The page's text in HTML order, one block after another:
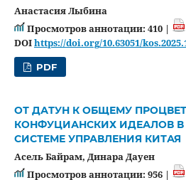
Анастасия Лыбина
Просмотров аннотации: 410 |
DOIhttps://doi.org/10.63051/
PDF
ОТ ДАТУН К ОБЩЕМУ
КОНФУЦИАНСКИХ ИДЕАЛОВ
СИСТЕМЕ УПРАВЛЕНИЯ КИТАЯ
Асель Байрам, Динара Дауен
Просмотров аннотации: 956 |